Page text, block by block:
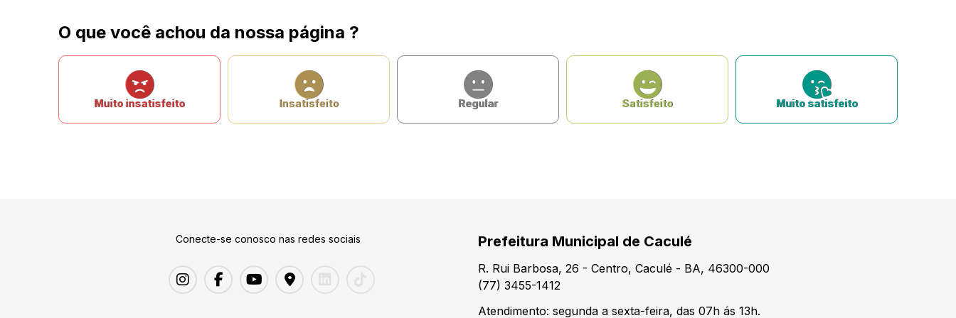
O que você achou da nossa página ?
Muito insatisfeito Insatisfeito Regular Satisfeito Muito satisfeito
Conecte-se conosco nas redes sociais Prefeitura Municipal de Caculé
R. Rui Barbosa, 26 - Centro, Caculé - BA, 46300-000
(77) 3455-1412
Atendimento: segunda a sexta-feira, das 07h ás 13h.